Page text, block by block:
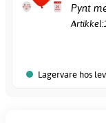
Pynt
Lagervare hos